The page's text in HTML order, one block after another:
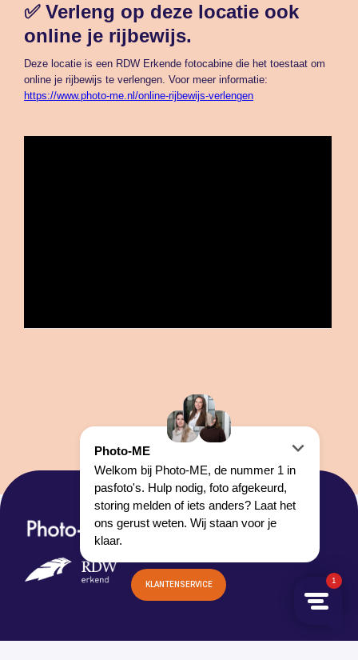
✅ Verleng op deze locatie ook
online je rijbewijs.
Deze locatie is een RDW Erkende fotocabine die het toestaat om
online je rijbewijs te verlengen. Voor meer informatie:
https://www.photo-me.nl/online-rijbewijs-verlengen
HOOFDKANTOOR:
KLANTENSERVICE